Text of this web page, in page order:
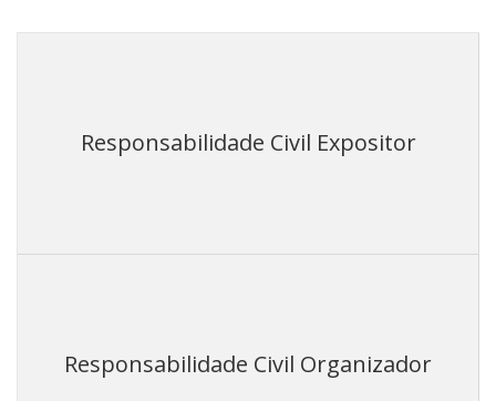
Responsabilidade Civil Expositor
Responsabilidade Civil Organizador